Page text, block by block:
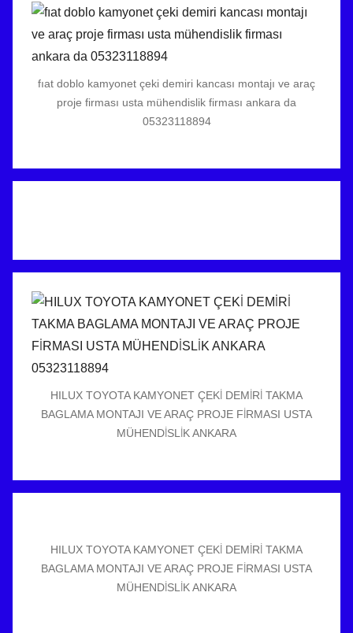
fıat doblo kamyonet çeki demiri kancası montajı ve araç
proje firması usta mühendislik firması ankara da
05323118894
HILUX TOYOTA KAMYONET ÇEKİ DEMİRİ TAKMA
BAGLAMA MONTAJI VE ARAÇ PROJE FİRMASI USTA
MÜHENDİSLİK ANKARA
HILUX TOYOTA KAMYONET ÇEKİ DEMİRİ TAKMA
BAGLAMA MONTAJI VE ARAÇ PROJE FİRMASI USTA
MÜHENDİSLİK ANKARA